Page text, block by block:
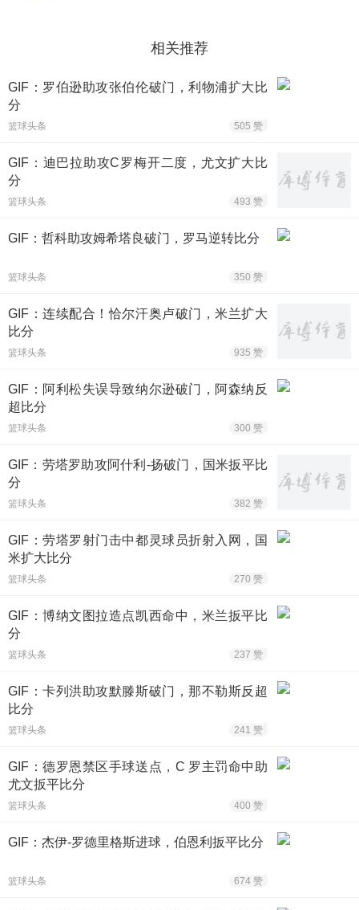
相关推荐
GIF：罗伯逊助攻张伯伦破门，利物浦扩大比
分
篮球头条 505 赞
GIF：迪巴拉助攻C罗梅开二度，尤文扩大比
分
篮球头条 493 赞
GIF：哲科助攻姆希塔良破门，罗马逆转比分
篮球头条 350 赞
GIF：连续配合！恰尔汗奥卢破门，米兰扩大
比分
篮球头条 935 赞
GIF：阿利松失误导致纳尔逊破门，阿森纳反
超比分
篮球头条 300 赞
GIF：劳塔罗助攻阿什利-扬破门，国米扳平比
分
篮球头条 382 赞
GIF：劳塔罗射门击中都灵球员折射入网，国
米扩大比分
篮球头条 270 赞
GIF：博纳文图拉造点凯西命中，米兰扳平比
分
篮球头条 237 赞
GIF：卡列洪助攻默滕斯破门，那不勒斯反超
比分
篮球头条 241 赞
GIF：德罗恩禁区手球送点，C 罗主罚命中助
尤文扳平比分
篮球头条 400 赞
GIF：杰伊-罗德里格斯进球，伯恩利扳平比分
篮球头条 674 赞